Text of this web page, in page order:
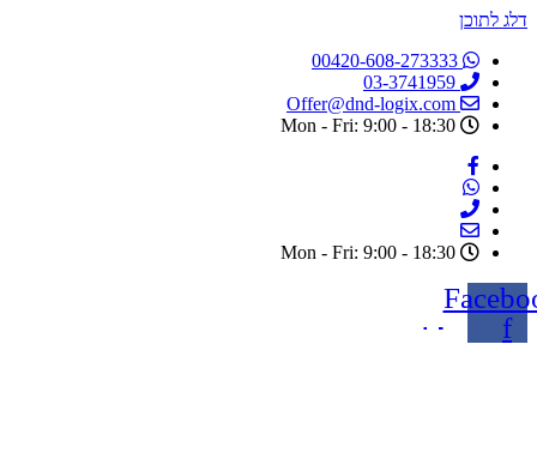
דלג לתוכן
00420-608-273333
03-3741959
Offer@dnd-logix.com
Mon - Fri: 9:00 - 18:30
Mon - Fri: 9:00 - 18:30
f